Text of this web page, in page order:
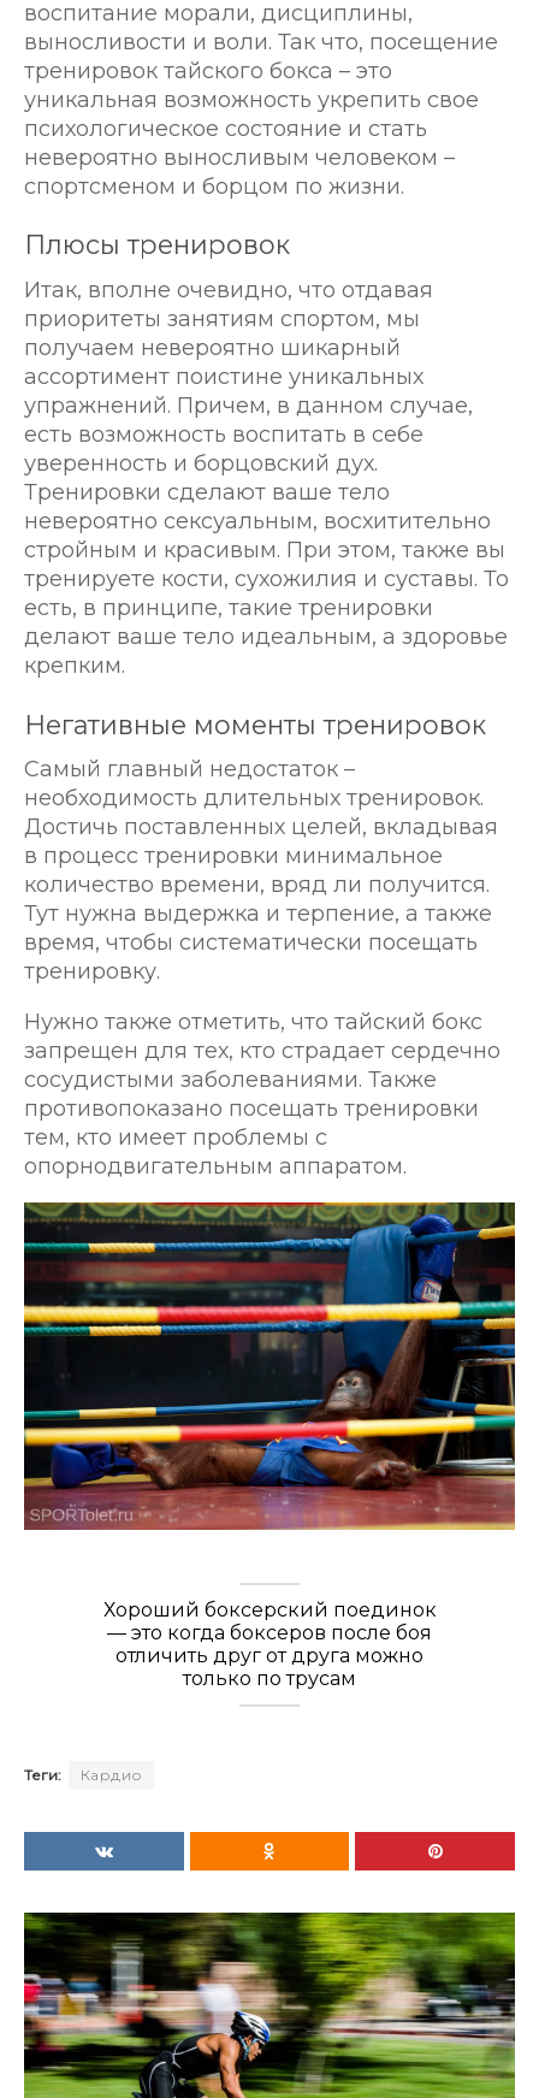
воспитание морали, дисциплины,
выносливости и воли. Так что, посещение
тренировок тайского бокса – это
уникальная возможность укрепить свое
психологическое состояние и стать
невероятно выносливым человеком –
спортсменом и борцом по жизни.
Плюсы тренировок
Итак, вполне очевидно, что отдавая
приоритеты занятиям спортом, мы
получаем невероятно шикарный
ассортимент поистине уникальных
упражнений. Причем, в данном случае,
есть возможность воспитать в себе
уверенность и борцовский дух.
Тренировки сделают ваше тело
невероятно сексуальным, восхитительно
стройным и красивым. При этом, также вы
тренируете кости, сухожилия и суставы. То
есть, в принципе, такие тренировки
делают ваше тело идеальным, а здоровье
крепким.
Негативные моменты тренировок
Самый главный недостаток –
необходимость длительных тренировок.
Достичь поставленных целей, вкладывая
в процесс тренировки минимальное
количество времени, вряд ли получится.
Тут нужна выдержка и терпение, а также
время, чтобы систематически посещать
тренировку.
Нужно также отметить, что тайский бокс
запрещен для тех, кто страдает сердечно
сосудистыми заболеваниями. Также
противопоказано посещать тренировки
тем, кто имеет проблемы с
опорнодвигательным аппаратом.
Хороший боксерский поединок
— это когда боксеров после боя
отличить друг от друга можно
только по трусам
Теги: Кардио